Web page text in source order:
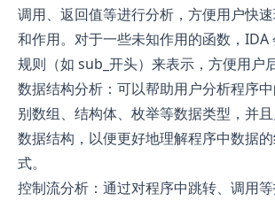
调用、返回值等进行分析，方便用户快
和作用。对于一些未知作用的函数，IDA
规则（如 sub_开头）来表示，方便用户
数据结构分析：可以帮助用户分析程序
别数组、结构体、枚举等数据类型，并
数据结构，以便更好地理解程序中数据
式。
控制流分析：通过对程序中跳转、调用